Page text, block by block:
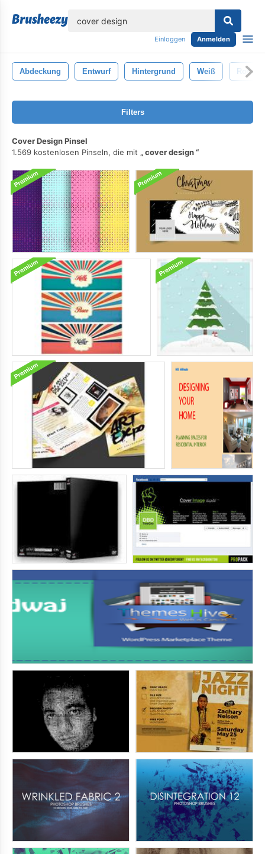
Einloggen Anmelden
Abdeckung Entwurf Hintergrund Weiß Rot
Filters
Cover Design Pinsel
1.569 kostenlosen Pinseln, die mit
cover design